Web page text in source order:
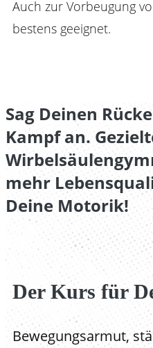
Auch zur Vorbeugung
bestens geeignet.
Sag Deinen
Kampf an.
mehr
Deine Motorik!
Der Kurs für
Bewegungsarmut,